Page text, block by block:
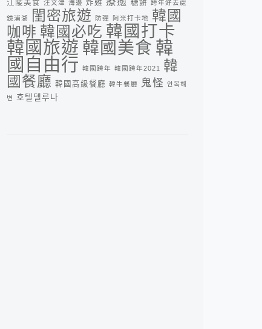
江陵美食 注文津 海邊 炸雞 糖餅 跨年好去處
鏡浦湖 閨密旅遊 防彈 阿米打卡地
韓國
咖啡 韓國必吃 韓國打卡
韓國旅遊 韓國美食 韓
國自由行 韓國跨年 韓國跨年2021
韓
國餐廳 韓國高級餐廳 韓牛餐廳 鬼怪 안목해
변
호텔델루나